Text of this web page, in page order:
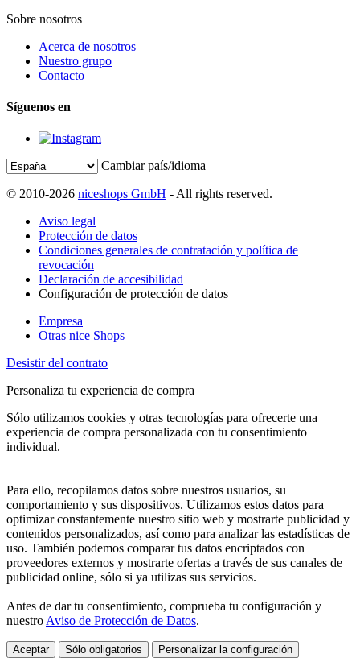
Sobre nosotros
Acerca de nosotros
Nuestro grupo
Contacto
Síguenos en
Cambiar país/idioma
© 2010-2026 niceshops GmbH - All rights reserved.
Aviso legal
Protección de datos
Condiciones generales de contratación y política de
revocación
Declaración de accesibilidad
Configuración de protección de datos
Empresa
Otras nice Shops
Desistir del contrato
Personaliza tu experiencia de compra
Sólo utilizamos cookies y otras tecnologías para ofrecerte una
experiencia de compra personalizada con tu consentimiento
individual.
Para ello, recopilamos datos sobre nuestros usuarios, su
comportamiento y sus dispositivos. Utilizamos estos datos para
optimizar constantemente nuestro sitio web y mostrarte publicidad y
contenidos personalizados, así como para analizar las estadísticas de
uso. También podemos comparar tus datos encriptados con
proveedores externos y mostrarte ofertas a través de sus canales de
publicidad online, sólo si ya utilizas sus servicios.
Antes de dar tu consentimiento, comprueba tu configuración y
nuestro Aviso de Protección de Datos.
Aceptar Sólo obligatorios Personalizar la configuración